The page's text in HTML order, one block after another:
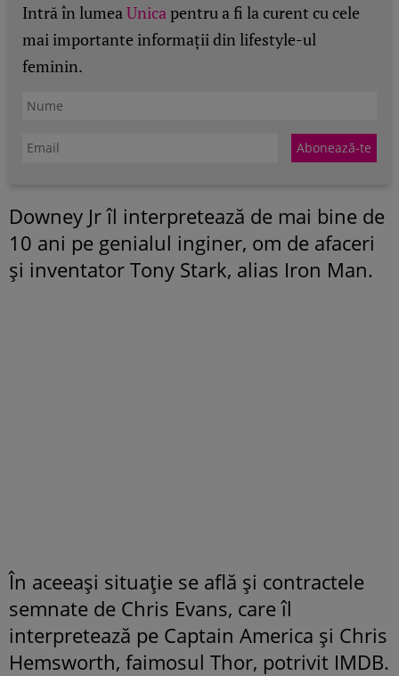
Intră în lumeaUnicapentru a fi la curent cu cele
mai importante informații din lifestyle-ul
feminin.
Downey Jr îl interpretează de mai bine de
10 ani pe genialul inginer, om de afaceri
și inventator Tony Stark, alias Iron Man.
În aceeași situație se află și contractele
semnate de Chris Evans, care îl
interpretează pe Captain America și Chris
Hemsworth, faimosul Thor, potrivit IMDB.